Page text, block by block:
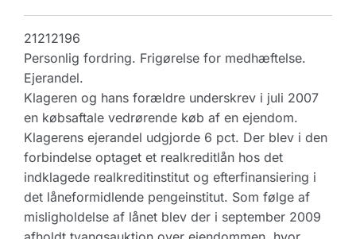
21212196
Personlig fordring. Frigørelse for medhæftelse.
Ejerandel.
Klageren og hans forældre underskrev i juli 2007
en købsaftale vedrørende køb af en ejendom.
Klagerens ejerandel udgjorde 6 pct. Der blev i den
forbindelse optaget et realkreditlån hos det
indklagede realkreditinstitut og efterfinansiering i
det låneformidlende pengeinstitut. Som følge af
misligholdelse af lånet blev der i september 2009